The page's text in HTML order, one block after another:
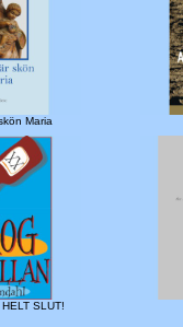
Maria
SLUT!